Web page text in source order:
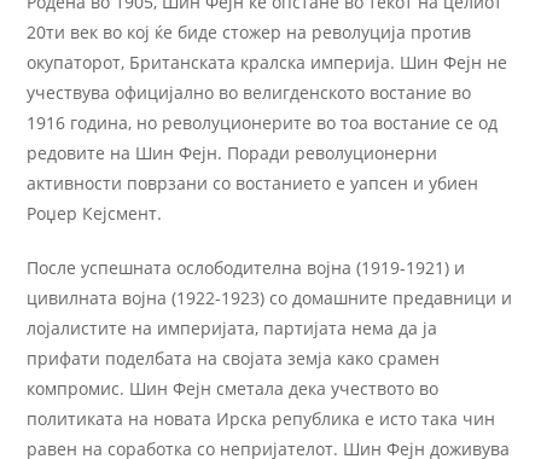
20ти век во кој ќе биде стожер на револуција против
окупаторот, Британската кралска империја. Шин Фејн не
учествува официјално во велигденското востание во
1916 година, но револуционерите во тоа востание се од
редовите на Шин Фејн. Поради револуционерни
активности поврзани со востанието е уапсен и убиен
Роџер Кејсмент.
После успешната ослободителна војна (1919-1921) и
цивилната војна (1922-1923) со домашните предавници и
лојалистите на империјата, партијата нема да ја
прифати поделбата на својата земја како срамен
компромис. Шин Фејн сметала дека учеството во
политиката на новата Ирска република е исто така чин
равен на соработка со непријателот. Шин Фејн доживува